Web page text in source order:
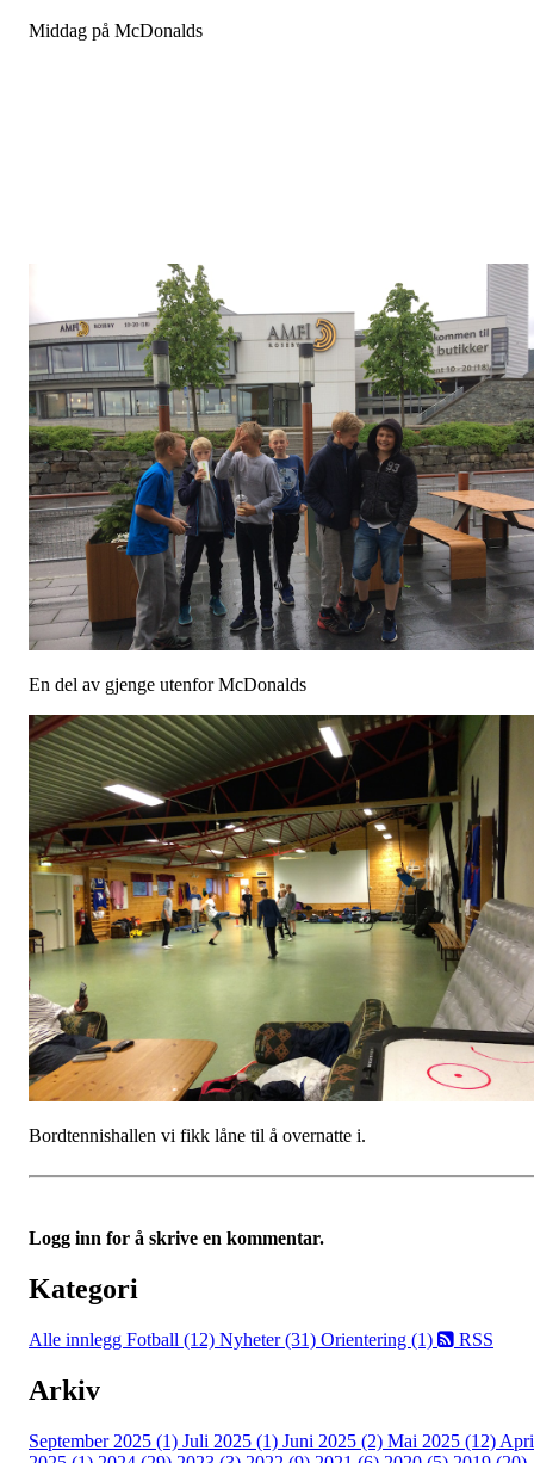
Middag på McDonalds
En del av gjenge utenfor McDonalds
Bordtennishallen vi fikk låne til å overnatte i.
Logg inn for å skrive en kommentar.
Kategori
Alle innlegg Fotball (12) Nyheter (31) Orientering (1) RSS
Arkiv
September 2025 (1) Juli 2025 (1) Juni 2025 (2) Mai 2025 (12)